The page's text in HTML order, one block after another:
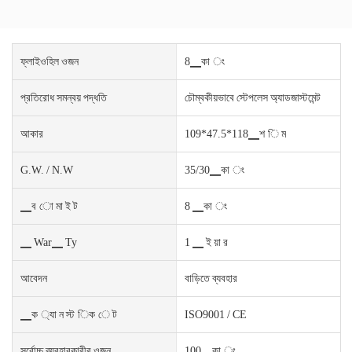
ফ্লাইওহিল ওজন 8▁কা ং
প্রতিরোধ সমন্বয় পদ্ধতি চৌম্বকীয়ভাবে স্টেপলেস অ্যাডজাস্টমেন্ট
আকার 109*47.5*118▁শ ি ম
G.W. / N.W 35/30▁কা ং
▁ব ো মা ই ট 8 ▁কা ং
▁ War▁ Ty 1 ▁ ই য়া র
আবেদন বাড়িতে ব্যবহার
▁ক ্যা ন স্ট িক ে ট ISO9001 / CE